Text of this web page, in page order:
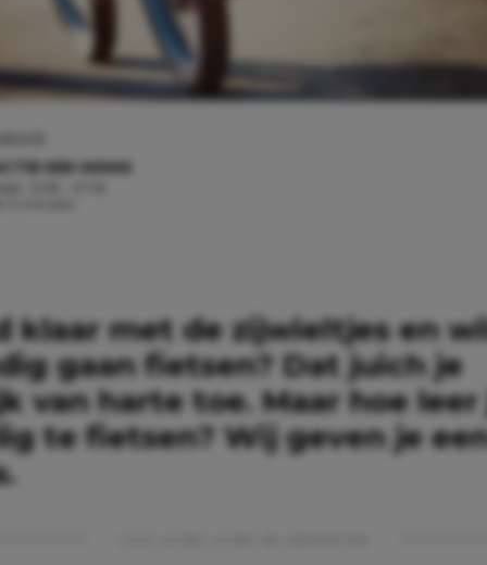
KEK MAMA
klaar met de zijwieltjes en
gaan fietsen? Dat juich je
van harte toe. Maar hoe leer
te fietsen? Wij geven je